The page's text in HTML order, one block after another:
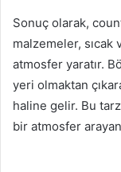
Sonuç olarak,
malzemeler,
atmosfer yaratır.
yeri olmaktan
haline gelir. Bu
bir atmosfer